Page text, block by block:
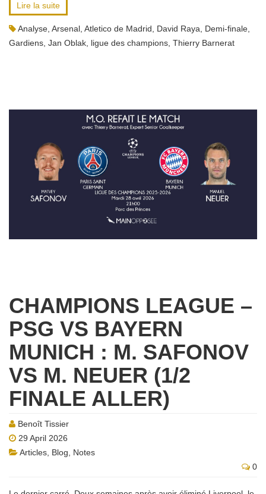
Lire la suite
Analyse Arsenal Atletico de Madrid David Raya Demi-finale
Gardiens Jan Oblak ligue des champions Thierry Barnerat
CHAMPIONS LEAGUE –
PSG VS BAYERN
MUNICH : M. SAFONOV
VS M. NEUER (1/2
FINALE ALLER)
Benoît Tissier
29 April 2026
Articles Blog
Notes
0